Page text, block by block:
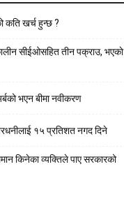
कति खर्च हुन्छ ?
सीईओसहित तीन पक्राउ, भएकाे
भएन बीमा नवीकरण
१५ प्रतिशत नगद दिने
किनेका व्यक्तिले पाए सरकारको